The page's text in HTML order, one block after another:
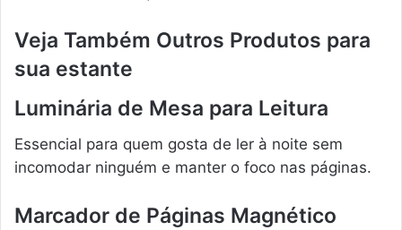
Veja Também Outros Produtos para
sua estante
Luminária de Mesa para Leitura
Essencial para quem gosta de ler à noite sem
incomodar ninguém e manter o foco nas páginas.
Marcador de Páginas Magnético